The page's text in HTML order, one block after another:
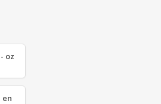
oz
en